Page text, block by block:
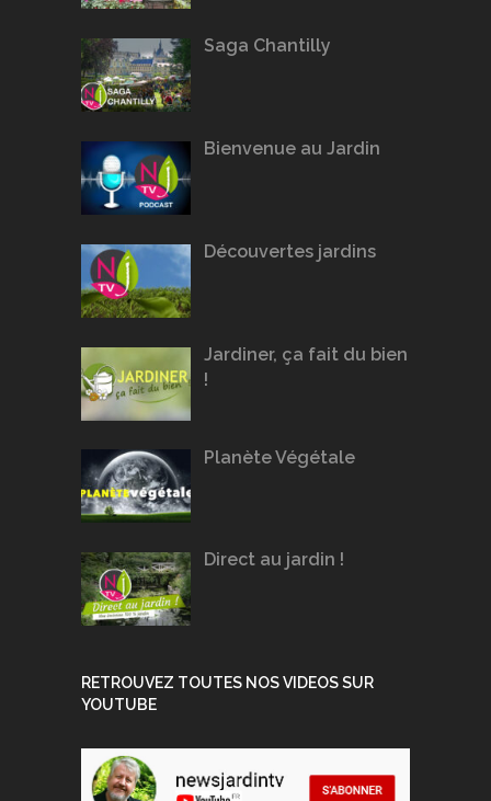
Saga Chantilly
Bienvenue au Jardin
Découvertes jardins
Jardiner, ça fait du bien
!
Planète Végétale
Direct au jardin !
RETROUVEZ TOUTES NOS VIDEOS SUR
YOUTUBE